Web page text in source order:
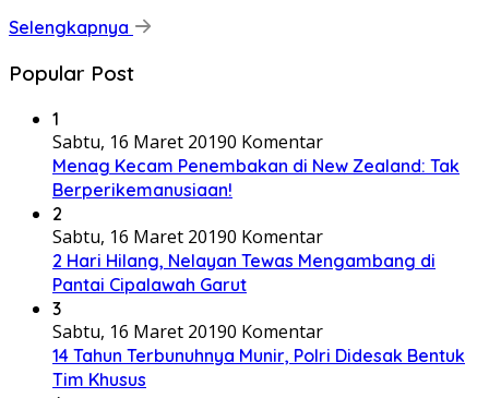
Selengkapnya
Popular Post
1
Sabtu, 16 Maret 20190 Komentar
Menag Kecam Penembakan di New Zealand: Tak
Berperikemanusiaan!
2
Sabtu, 16 Maret 20190 Komentar
2 Hari Hilang, Nelayan Tewas Mengambang di
Pantai Cipalawah Garut
3
Sabtu, 16 Maret 20190 Komentar
14 Tahun Terbunuhnya Munir, Polri Didesak Bentuk
Tim Khusus